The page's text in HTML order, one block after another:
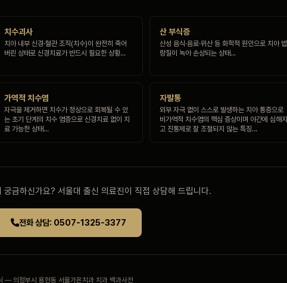
치수괴사
치아 내부 신경·혈관 조직(치수)이 완전히 죽어
버린 상태로 신경치료가 반드시 필요한 상황…
산 부식증
산성 음식·음료·위산 등 화학적 원인으로 치아 법
랑질이 녹아 손상되는 상태…
가역적 치수염
자극을 제거하면 치수가 정상으로 회복될 수 있
는 초기 단계의 치수 염증으로 신경치료 없이 치
료 가능한 상태…
자발통
외부 자극 없이 스스로 발생하는 치아 통증으로
비가역적 치수염의 핵심 증상이며 야간에 심해지
고 진통제로 잘 조절되지 않는 특징…
궁금하신가요? 서울대 출신 의료진이 직접 상담해 드립니다.
전화 상담: 0507-1325-3377
— 의정부시 용현동 서울가온치과 치과 백과사전